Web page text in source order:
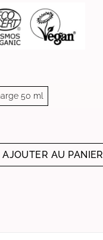
50 ml
AJOUTER AU PANIER